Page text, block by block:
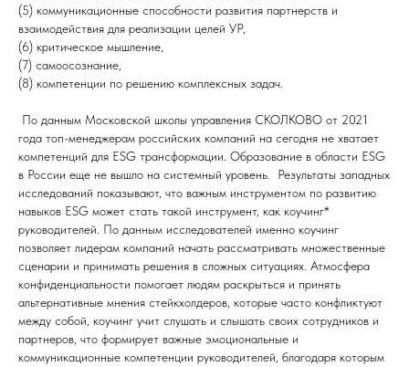
(5) коммуникационные способности развития партнерств и
взаимодействия для реализации целей УР,
(6) критическое мышление,
(7) самоосознание,
(8) компетенции по решению комплексных задач.
По данным Московской школы управления СКОЛКОВО от 2021
года топ-менеджерам российских компаний на сегодня не хватает
компетенций для ESG трансформации. Образование в области ESG
в России еще не вышло на системный уровень. Результаты западных
исследований показывают, что важным инструментом по развитию
навыков ESG может стать такой инструмент, как коучинг*
руководителей. По данным исследователей именно коучинг
позволяет лидерам компаний начать рассматривать множественные
сценарии и принимать решения в сложных ситуациях. Атмосфера
конфиденциальности помогает людям раскрыться и принять
альтернативные мнения стейкхолдеров, которые часто конфликтуют
между собой, коучинг учит слушать и слышать своих сотрудников и
партнеров, что формирует важные эмоциональные и
коммуникационные компетенции руководителей, благодаря которым